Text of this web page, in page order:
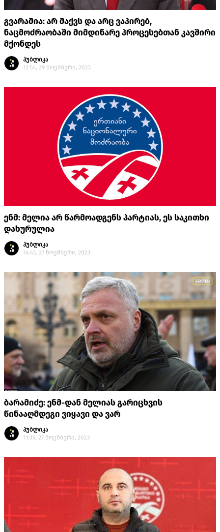
გვარამია: არ მაქვს და არც ვაპირებ,
ნაცმოძრაობაში მიმდინარე პროცესებთან კავშირი
მქონდეს
პუბლიკა
12:54, 29 ნოემბერი, 2023
ენმ: მელია არ წარმოადგენს პარტიას, ეს საკითხი
დახურულია
პუბლიკა
14:43, 27 ნოემბერი, 2023
ბარამიძე: ენმ-დან მელიას გარიცხვის
წინააღმდეგი ვიყავი და ვარ
პუბლიკა
11:35, 27 ნოემბერი, 2023